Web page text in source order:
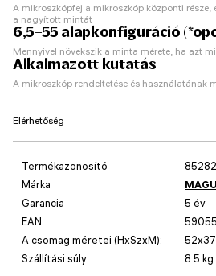
A mikroszkópfej a mikroszkóp központi része,
a nagyított mintát
6,5–55 alapkonfiguráció
Mennyivel növekszik a minta mérete, ha azt
Alkalmazott kutatás
A mikroszkóp rendeltetése és használatának
Elérhetőség
Termékazonosító
85282
Márka
Garancia
5 év
EAN
A csomag méretei (HxSzxM):
Szállítási súly
8.5 kg